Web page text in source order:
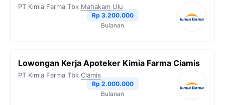
PT Kimia Farma Tbk Mahakam Ulu
Rp 3.200.000
Bulanan
Lowongan Kerja Apoteker Kimia Farma Ciamis
PT Kimia Farma Tbk Ciamis
Rp 2.000.000
Bulanan